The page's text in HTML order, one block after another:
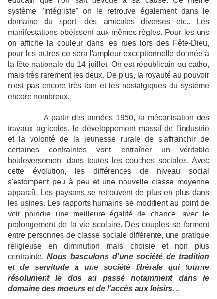
système "intégriste" on le retrouve également dans le
domaine du sport, des amicales diverses etc.. Les
manifestations obéissent aux mêmes règles. Pour les uns
on affiche la couleur dans les rues lors des Fête-Dieu,
pour les autres ce sera l'ampleur exceptionnelle donnée à
la fête nationale du 14 juillet. On est républicain ou catho,
mais très rarement les deux. De plus, la royauté au pouvoir
n'est pas encore très loin et les nostalgiques du système
encore nombreux.
A partir des années 1950, la mécanisation des
travaux agricoles, le développement massif de l'industrie
et la volonté de la jeunesse rurale de s'affranchir de
certaines contraintes vont entraîner un véritable
bouleversement dans toutes les couches sociales. Avec
cette évolution, les différences de niveau social
s'estompent peu à peu et une nouvelle classe moyenne
apparaît. Les paysans se retrouvent de plus en plus dans
les usines. Les rapports humains se modifient au point de
voir poindre une meilleure égalité de chance, avec le
prolongement de la vie scolaire. Des couples se forment
entre personnes de classe sociale différente, une pratique
religieuse en diminution mais choisie et non plus
contrainte. Nous basculons d'une société de tradition
et de servitude à une société libérale qui tourne
résolument le dos au passé notamment dans le
domaine des moeurs et de l'accès aux loisirs…